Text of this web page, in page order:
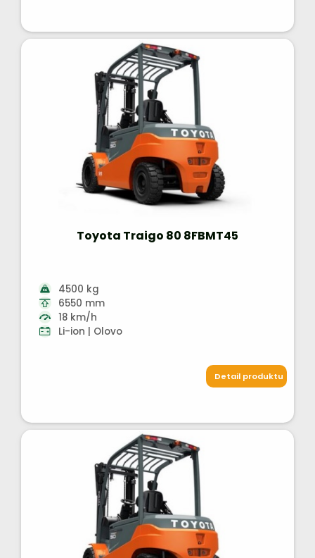
Toyota Traigo 80 8FBMT45
4500 kg
6550 mm
18 km/h
Li-ion | Olovo
Detail produktu